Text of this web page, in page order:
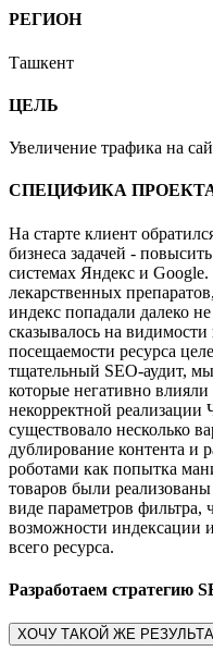
РЕГИОН
Ташкент
ЦЕЛЬ
Увеличение трафика на
СПЕЦИФИКА
На старте клиент
бизнеса задачей -
системах Яндекс и
лекарственных
индекс попадали далеко
сказывалось на
посещаемости ресурса
тщательный SEO-аудит,
которые негативно
некорректной
существовало несколько
дублирование контента и
роботами как попытка
товаров были
виде параметров фильтра,
возможности индексации
всего ресурса.
Разработаем стратегию
ХОЧУ ТАКОЙ ЖЕ